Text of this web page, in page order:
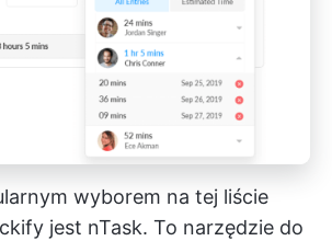
wyborem na tej liście
jest nTask. To narzędzie do